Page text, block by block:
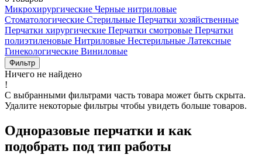
Микрохирургические Черные нитриловые
Стоматологические Стерильные Перчатки хозяйственные
Перчатки хирургические Перчатки смотровые Перчатки
полиэтиленовые Нитриловые Нестерильные Латексные
Гинекологические Виниловые
Фильтр
Ничего не найдено
!
С выбранными фильтрами часть товара может быть скрыта.
Удалите некоторые фильтры чтобы увидеть больше товаров.
Одноразовые перчатки и как
подобрать под тип работы